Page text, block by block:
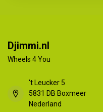
Djimmi.nl
Wheels 4 You
't Leucker 5
5831 DB Boxmeer
Nederland